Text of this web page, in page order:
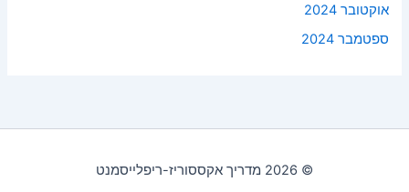
אוקטובר 2024
ספטמבר 2024
© 2026 מדריך אקססוריז-ריפלייסמנט